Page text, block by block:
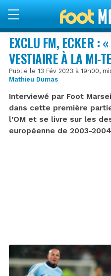
EXCLU FM, ECKER :
VESTIAIRE À LA MI-
Publié le 13 Fév 2023 à 19h00,
Mathieu Dumas
Interviewé par Foot
dans cette première
l’OM et se livre sur les
européenne de 2003-